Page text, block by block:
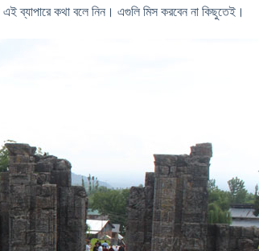
ব্যাপারে কথা বলে নিন। এগুলি মিস করবেন না কিছুতেই।